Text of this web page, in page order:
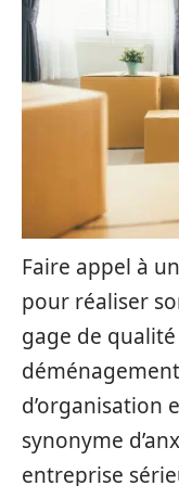
Faire appel à
pour réaliser
gage de
d’organisation
synonyme
entreprise